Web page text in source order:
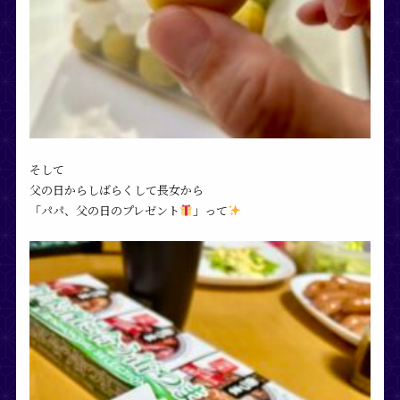
そして
父の日からしばらくして長女から
「パパ、父の日のプレゼント
」って